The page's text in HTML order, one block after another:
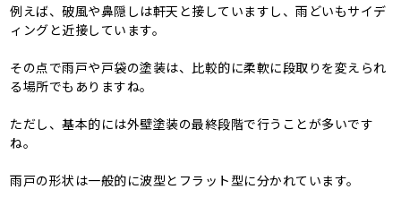
例えば、破風や鼻隠しは軒天と接していますし、雨どいもサイデ
ィングと近接しています。
その点で雨戸や戸袋の塗装は、比較的に柔軟に段取りを変えられ
る場所でもありますね。
ただし、基本的には外壁塗装の最終段階で行うことが多いです
ね。
雨戸の形状は一般的に波型とフラット型に分かれています。